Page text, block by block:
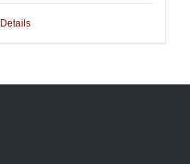
Details